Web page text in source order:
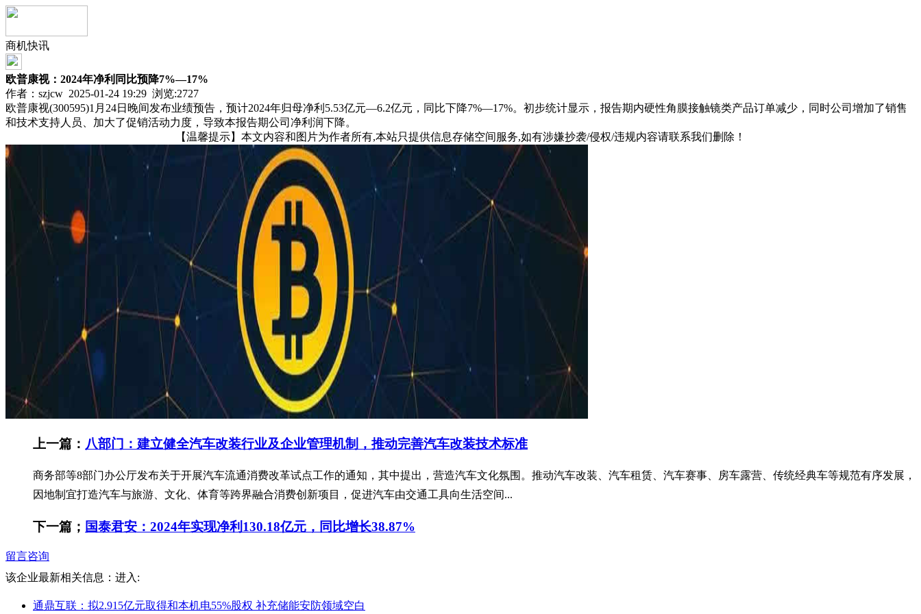
商机快讯
欧普康视：2024年净利同比预降7%—17%
作者：szjcw 2025-01-24 19:29 浏览:2727
欧普康视(300595)1月24日晚间发布业绩预告，预计2024年归母净利5.53亿元—6.2亿元，同比下降7%—17%。初步统计显示，报告期内硬性角膜接触镜类产品订单减少，同时公司增加了销售
和技术支持人员、加大了促销活动力度，导致本报告期公司净利润下降。
【温馨提示】本文内容和图片为作者所有,本站只提供信息存储空间服务,如有涉嫌抄袭/侵权/违规内容请联系我们删除！
上一篇： 八部门：建立健全汽车改装行业及企业管理机制，推动完善汽车改装技术标准
商务部等8部门办公厅发布关于开展汽车流通消费改革试点工作的通知，其中提出，营造汽车文化氛围。推动汽车改装、汽车租赁、汽车赛事、房车露营、传统经典车等规范有序发展，
因地制宜打造汽车与旅游、文化、体育等跨界融合消费创新项目，促进汽车由交通工具向生活空间...
下一篇； 国泰君安：2024年实现净利130.18亿元，同比增长38.87%
留言咨询
该企业最新相关信息： 进入:
通鼎互联：拟2.915亿元取得和本机电55%股权 补充储能安防领域空白